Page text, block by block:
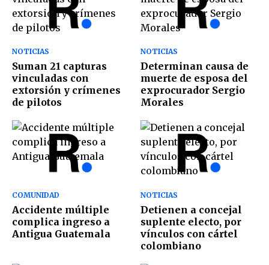
NOTICIAS
Suman 21 capturas
vinculadas con
extorsión y crímenes
de pilotos
NOTICIAS
Determinan causa de
muerte de esposa del
exprocurador Sergio
Morales
COMUNIDAD
Accidente múltiple
complica ingreso a
Antigua Guatemala
NOTICIAS
Detienen a concejal
suplente electo, por
vínculos con cártel
colombiano